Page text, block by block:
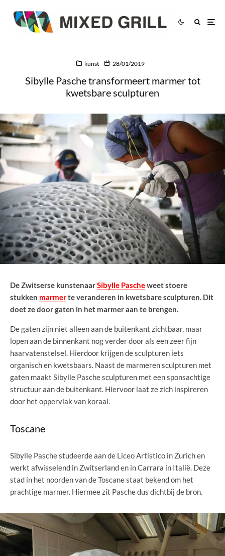
kunst 28/01/2019
Sibylle Pasche transformeert marmer tot
kwetsbare sculpturen
De Zwitserse kunstenaarSibylle Pascheweet stoere
stukken marmerte veranderen in kwetsbare sculpturen. Dit
doet ze door gaten in het marmer aan te brengen.
De gaten zijn niet alleen aan de buitenkant zichtbaar, maar
lopen aan de binnenkant nog verder door als een zeer fijn
haarvatenstelsel. Hierdoor krijgen de sculpturen iets
organisch en kwetsbaars. Naast de marmeren sculpturen met
gaten maakt Sibylle Pasche sculpturen met een sponsachtige
structuur aan de buitenkant. Hiervoor laat ze zich inspireren
door het oppervlak van koraal.
Toscane
Sibylle Pasche studeerde aan de Liceo Artistico in Zurich en
werkt afwisselend in Zwitserland en in Carrara in Italië. Deze
stad in het noorden van de Toscane staat bekend om het
prachtige marmer. Hiermee zit Pasche dus dichtbij de bron.